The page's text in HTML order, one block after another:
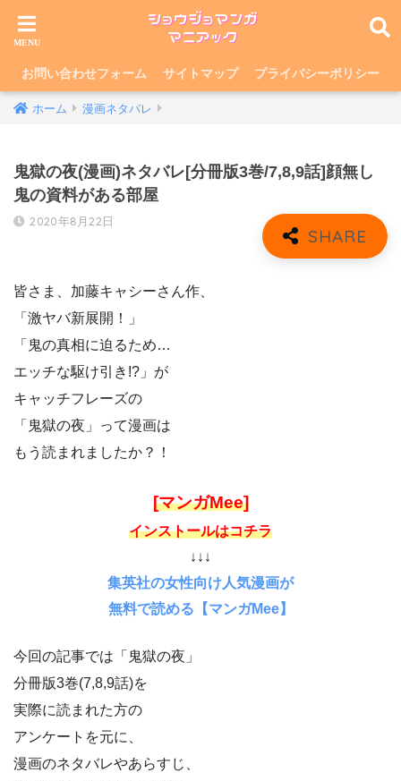
お問い合わせフォーム サイトマップ プライバシーポリシー
ホーム 漫画ネタバレ
鬼獄の夜(漫画)ネタバレ[分冊版3巻/7,8,9話]顔無し
鬼の資料がある部屋
2020年8月22日
皆さま、加藤キャシーさん作、
「激ヤバ新展開！」
「鬼の真相に迫るため…
エッチな駆け引き!?」が
キャッチフレーズの
「鬼獄の夜」って漫画は
もう読まれましたか？！
[マンガMee]
インストールはコチラ
↓↓↓
集英社の女性向け人気漫画が
無料で読める【マンガMee】
今回の記事では「鬼獄の夜」
分冊版3巻(7,8,9話)を
実際に読まれた方の
アンケートを元に、
漫画のネタバレやあらすじ、